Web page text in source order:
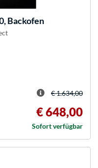
Backofen
€ 1.634,00
€ 648,00
Sofort verfügbar